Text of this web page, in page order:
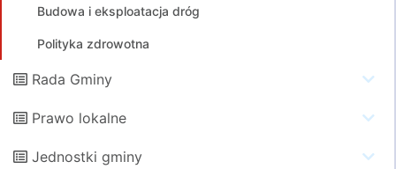
Budowa i eksploatacja dróg
Polityka zdrowotna
Rada Gminy
Prawo lokalne
Jednostki gminy